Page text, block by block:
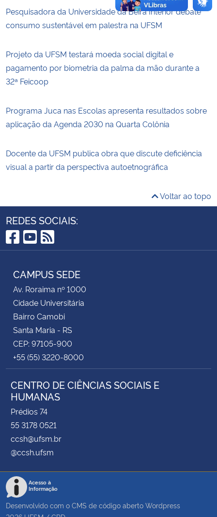
Planalto
Pesquisadora da Universidade da Beira Interior debate
consumo sustentável em palestra na UFSM
Projeto da UFSM testará moeda social digital e
pagamento por biometria da palma da mão durante a
32ª Feicoop
Programa Juca nas Escolas apresenta resultados sobre
aplicação da Agenda 2030 na Quarta Colônia
Docente da UFSM publica obra que discute deficiência
visual a partir da perspectiva autoetnográfica
Voltar ao topo
REDES SOCIAIS:
Facebook
YouTube
RSS
CAMPUS SEDE
Av. Roraima nº 1000
Cidade Universitária
Bairro Camobi
Santa Maria - RS
CEP: 97105-900
+55 (55) 3220-8000
CENTRO DE CIÊNCIAS SOCIAIS E
HUMANAS
Prédios 74
55 3178 0521
ccsh@ufsm.br
@ccsh.ufsm
Acesso à
Informação
Desenvolvido com o CMS de código aberto Wordpress